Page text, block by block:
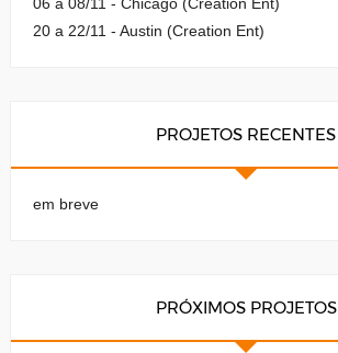
20 a 22/11 - Austin (Creation Ent)
PROJETOS RECENTES
em breve
PRÓXIMOS PROJETOS